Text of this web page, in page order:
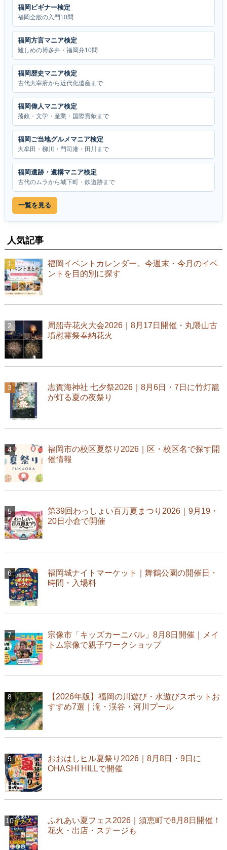
福岡ビギナー検定
福岡全般の入門10問
福岡方言マニア検定
難しめの博多弁・福岡弁10問
福岡歴史マニア検定
古代大宰府から近代化遺産まで
福岡偉人マニア検定
藩政・文学・産業・国際貢献まで
福岡ご当地グルメマニア検定
大牟田・柳川・門司港・田川まで
福岡遺跡・遺構マニア検定
古代のムラから城下町・鉄道跡まで
一覧を見る
人気記事
福岡イベントカレンダー。今週末・今月のイベ
ントを目的別に探す
周船寺花火大会2026｜8月17日開催・丸隈山古
墳慰霊祭奉納花火
志賀海神社 七夕祭2026｜8月6日・7日に竹灯籠
が灯る夏の夜祭り
福岡市の校区夏祭り2026｜区・校区名で探す開
催情報
第39回わっしょい百万夏まつり2026｜9月19・
20日小倉で開催
福岡城ナイトマーケット｜舞鶴公園の開催日・
時間・入場料
宗像市「キッズカーニバル」8月8日開催｜メイ
トム宗像で親子ワークショップ
【2026年版】福岡の川遊び・水遊びスポットお
すすめ7選｜滝・渓谷・河川プール
おおはしヒル夏祭り2026｜8月8日・9日に
OHASHI HILLで開催
ふれあい夏フェス2026｜須恵町で8月8日開催！
花火・出店・ステージも